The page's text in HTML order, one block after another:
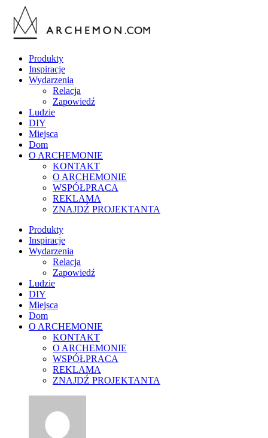
Produkty
Inspiracje
Wydarzenia
Relacja
Zapowiedź
Ludzie
DIY
Miejsca
Dom
O ARCHEMONIE
KONTAKT
O ARCHEMONIE
WSPÓŁPRACA
REKLAMA
ZNAJDŹ PROJEKTANTA
Produkty
Inspiracje
Wydarzenia
Relacja
Zapowiedź
Ludzie
DIY
Miejsca
Dom
O ARCHEMONIE
KONTAKT
O ARCHEMONIE
WSPÓŁPRACA
REKLAMA
ZNAJDŹ PROJEKTANTA